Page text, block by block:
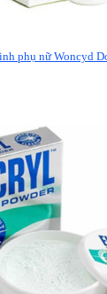
phụ nữ Woncyd